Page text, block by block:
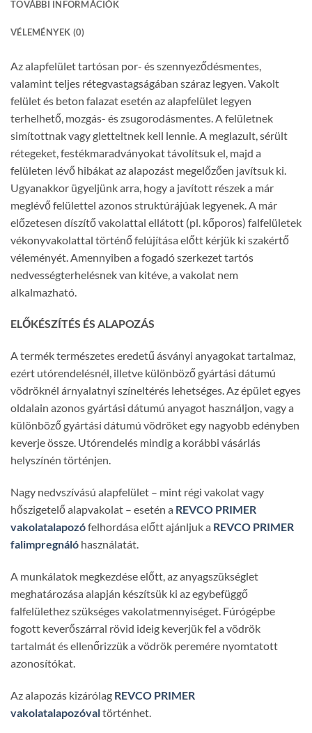
TOVÁBBI INFORMÁCIÓK
VÉLEMÉNYEK (0)
Az alapfelület tartósan por- és szennyeződésmentes,
valamint teljes rétegvastagságában száraz legyen. Vakolt
felület és beton falazat esetén az alapfelület legyen
terhelhető, mozgás- és zsugorodásmentes. A felületnek
simítottnak vagy gletteltnek kell lennie. A meglazult, sérült
rétegeket, festékmaradványokat távolítsuk el, majd a
felületen lévő hibákat az alapozást megelőzően javítsuk ki.
Ugyanakkor ügyeljünk arra, hogy a javított részek a már
meglévő felülettel azonos struktúrájúak legyenek. A már
előzetesen díszítő vakolattal ellátott (pl. kőporos) falfelületek
vékonyvakolattal történő felújítása előtt kérjük ki szakértő
véleményét. Amennyiben a fogadó szerkezet tartós
nedvességterhelésnek van kitéve, a vakolat nem
alkalmazható.
ELŐKÉSZÍTÉS ÉS ALAPOZÁS
A termék természetes eredetű ásványi anyagokat tartalmaz,
ezért utórendelésnél, illetve különböző gyártási dátumú
vödröknél árnyalatnyi színeltérés lehetséges. Az épület egyes
oldalain azonos gyártási dátumú anyagot használjon, vagy a
különböző gyártási dátumú vödröket egy nagyobb edényben
keverje össze. Utórendelés mindig a korábbi vásárlás
helyszínén történjen.
Nagy nedvszívású alapfelület – mint régi vakolat vagy
hőszigetelő alapvakolat – esetén a REVCO PRIMER
vakolatalapozófelhordása előtt ajánljuk a REVCO PRIMER
falimpregnáló használatát.
A munkálatok megkezdése előtt, az anyagszükséglet
meghatározása alapján készítsük ki az egybefüggő
falfelülethez szükséges vakolatmennyiséget. Fúrógépbe
fogott keverőszárral rövid ideig keverjük fel a vödrök
tartalmát és ellenőrizzük a vödrök peremére nyomtatott
azonosítókat.
Az alapozás kizárólag REVCO PRIMER
vakolatalapozóvaltörténhet.